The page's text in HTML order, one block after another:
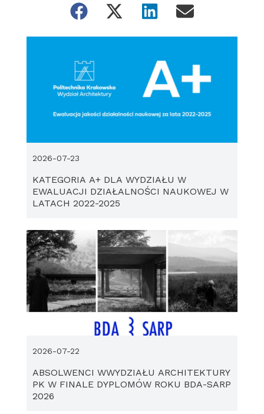
KATEGORIA A+ DLA WYDZIAŁU W
EWALUACJI DZIAŁALNOŚCI NAUKOWEJ W
LATACH 2022-2025
2026-07-23
ABSOLWENCI WWYDZIAŁU ARCHITEKTURY
PK W FINALE DYPLOMÓW ROKU BDA-SARP
2026
2026-07-22